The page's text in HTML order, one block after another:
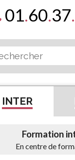
01.60.37.
INTER
Formation
En centre de